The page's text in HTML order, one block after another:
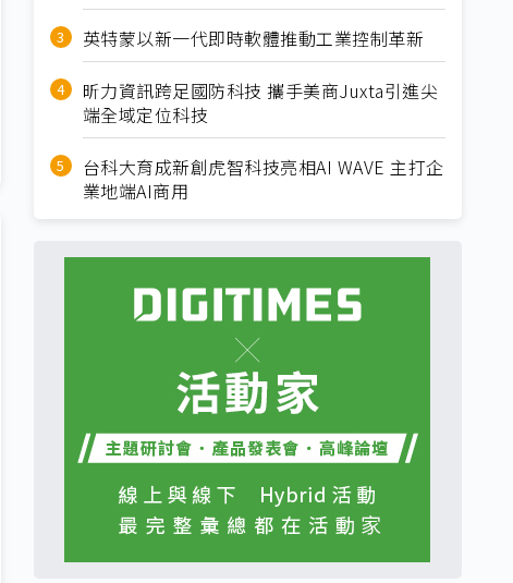
英特蒙以新一代即時軟體推動工業控制革新
昕力資訊跨足國防科技 攜手美商Juxta引進尖
端全域定位科技
台科大育成新創虎智科技亮相AI WAVE 主打企
業地端AI商用